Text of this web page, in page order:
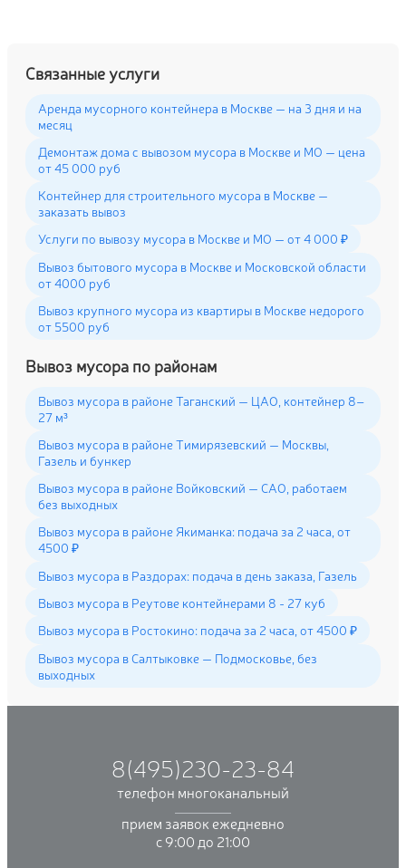
Связанные услуги
Аренда мусорного контейнера в Москве — на 3 дня и на
месяц
Демонтаж дома с вывозом мусора в Москве и МО — цена
от 45 000 руб
Контейнер для строительного мусора в Москве —
заказать вывоз
Услуги по вывозу мусора в Москве и МО — от 4 000 ₽
Вывоз бытового мусора в Москве и Московской области
от 4000 руб
Вывоз крупного мусора из квартиры в Москве недорого
от 5500 руб
Вывоз мусора по районам
Вывоз мусора в районе Таганский — ЦАО, контейнер 8–
27 м³
Вывоз мусора в районе Тимирязевский — Москвы,
Газель и бункер
Вывоз мусора в районе Войковский — САО, работаем
без выходных
Вывоз мусора в районе Якиманка: подача за 2 часа, от
4500 ₽
Вывоз мусора в Раздорах: подача в день заказа, Газель
Вывоз мусора в Реутове контейнерами 8 - 27 куб
Вывоз мусора в Ростокино: подача за 2 часа, от 4500 ₽
Вывоз мусора в Салтыковке — Подмосковье, без
выходных
8(495)230-23-84
телефон многоканальный
прием заявок ежедневно
с 9:00 до 21:00